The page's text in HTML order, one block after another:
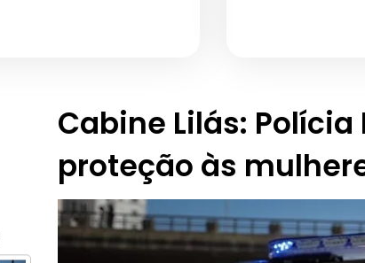
Cabine Lilás:
proteção às